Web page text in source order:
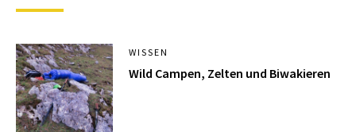
WISSEN
Wild Campen, Zelten und Biwakieren